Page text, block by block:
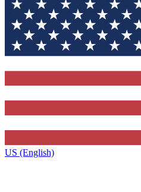
US (English)